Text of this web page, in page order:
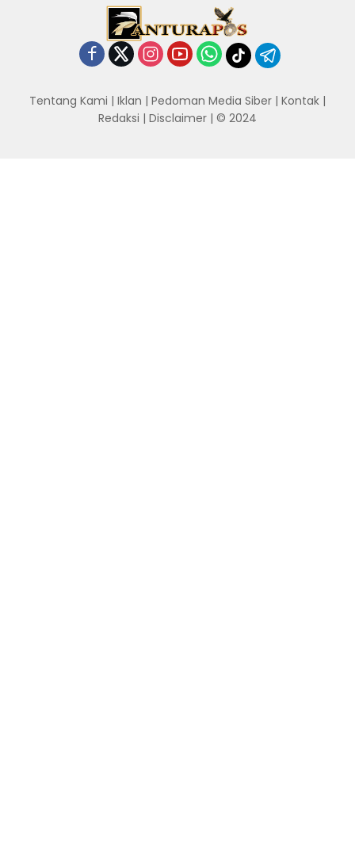
Tentang Kami | Iklan | Pedoman Media Siber | Kontak |
Redaksi | Disclaimer | © 2024